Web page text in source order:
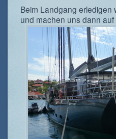
Beim Landgang erledigen
und machen uns dann